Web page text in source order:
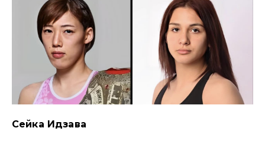
Сейка Идзава